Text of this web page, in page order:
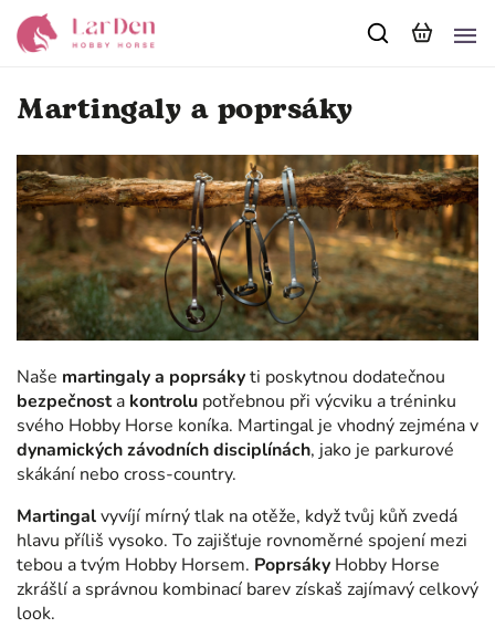
Martingaly a poprsáky
Naše martingaly a poprsákyti poskytnou dodatečnou
bezpečnosta kontrolu potřebnou při výcviku a tréninku
svého Hobby Horse koníka. Martingal je vhodný zejména v
dynamických závodních disciplínách, jako je parkurové
skákání nebo cross-country.
Martingalvyvíjí mírný tlak na otěže, když tvůj kůň zvedá
hlavu příliš vysoko. To zajišťuje rovnoměrné spojení mezi
tebou a tvým Hobby Horsem. Poprsáky Hobby Horse
zkrášlí a správnou kombinací barev získaš zajímavý celkový
look.